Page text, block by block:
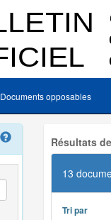
Documents opposables
Résultats
13
Tri par